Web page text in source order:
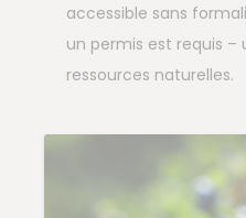
accessible sans
un permis est requis –
ressources naturelles.